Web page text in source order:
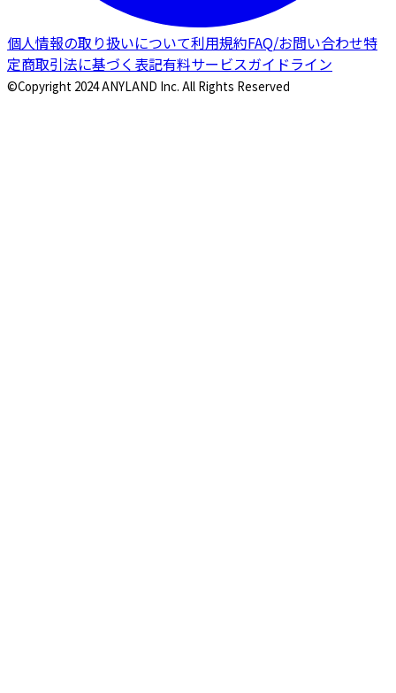
個人情報の取り扱いについて利用規約FAQ/お問い合わせ特
定商取引法に基づく表記有料サービスガイドライン
©Copyright 2024 ANYLAND Inc. All Rights Reserved